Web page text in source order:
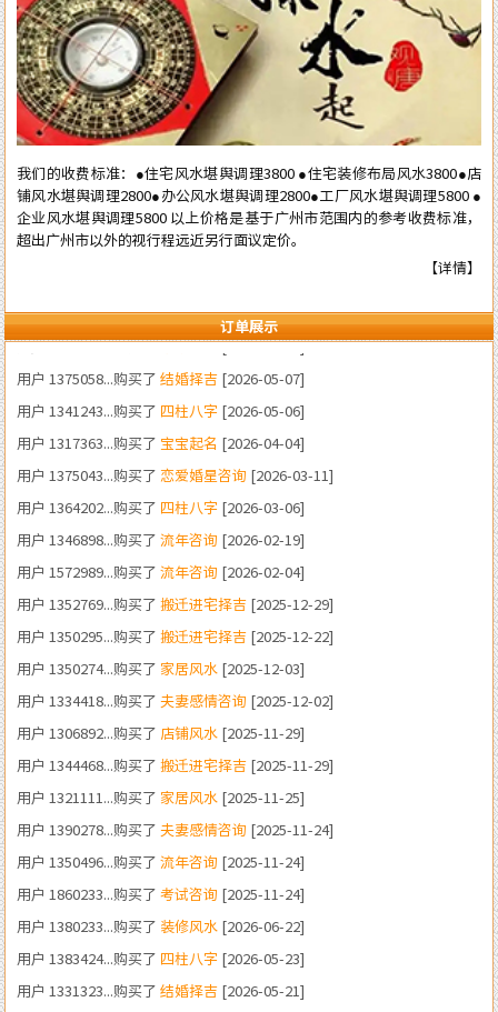
我们的收费标准：●住宅风水堪舆调理3800 ●住宅装修布局风水3800●店
铺风水堪舆调理2800●办公风水堪舆调理2800●工厂风水堪舆调理5800 ●
企业风水堪舆调理5800 以上价格是基于广州市范围内的参考收费标准，
超出广州市以外的视行程远近另行面议定价。
【详情】
订单展示
用户 1380233...购买了装修风水[2026-06-22]
用户 1375058...购买了结婚择吉[2026-05-07]
用户 1341243...购买了
[2026-05-06]
用户 1317363...购买了 宝宝起名 [2026-04-04]
用户 1375043...购买了 恋爱婚星咨询[2026-03-11]
用户 1364202...购买了 四柱八字 [2026-03-06]
用户 1346898...购买了 流年咨询[2026-02-19]
用户 1572989...购买了 流年咨询 [2026-02-04]
用户 1352769...购买了 搬迁进宅择吉[2025-12-29]
用户 1350295...购买了 搬迁进宅择吉[2025-12-22]
用户 1350274...购买了 家居风水[2025-12-03]
用户 1334418...购买了 夫妻感情咨询 [2025-12-02]
用户 1306892...购买了 店铺风水 [2025-11-29]
用户 1344468...购买了 搬迁进宅择吉 [2025-11-29]
用户 1321111...购买了 家居风水 [2025-11-25]
用户 1390278...购买了 夫妻感情咨询 [2025-11-24]
用户 1350496...购买了 流年咨询 [2025-11-24]
用户 1860233...购买了 考试咨询[2025-11-24]
用户 1380233...购买了 装修风水 [2026-06-22]
用户 1383424...购买了 四柱八字 [2026-05-23]
用户 1331323...购买了 结婚择吉 [2026-05-21]
用户 1375058...购买了 结婚择吉 [2026-05-07]
用户 1341243...购买了 四柱八字 [2026-05-06]